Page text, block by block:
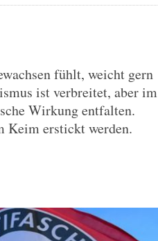
fühlt, weicht gern
ist verbreitet, aber im
Wirkung entfalten.
Keim erstickt werden.